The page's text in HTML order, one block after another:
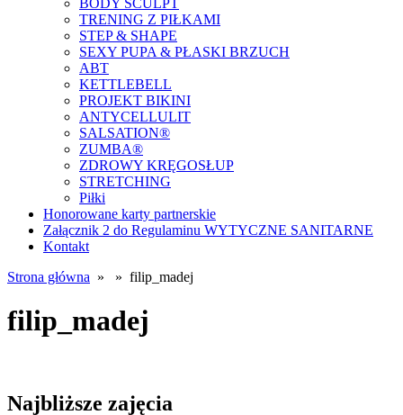
BODY SCULPT
TRENING Z PIŁKAMI
STEP & SHAPE
SEXY PUPA & PŁASKI BRZUCH
ABT
KETTLEBELL
PROJEKT BIKINI
ANTYCELLULIT
SALSATION®
ZUMBA®
ZDROWY KRĘGOSŁUP
STRETCHING
Piłki
Honorowane karty partnerskie
Załącznik 2 do Regulaminu WYTYCZNE SANITARNE
Kontakt
Strona główna » » filip_madej
filip_madej
Najbliższe zajęcia